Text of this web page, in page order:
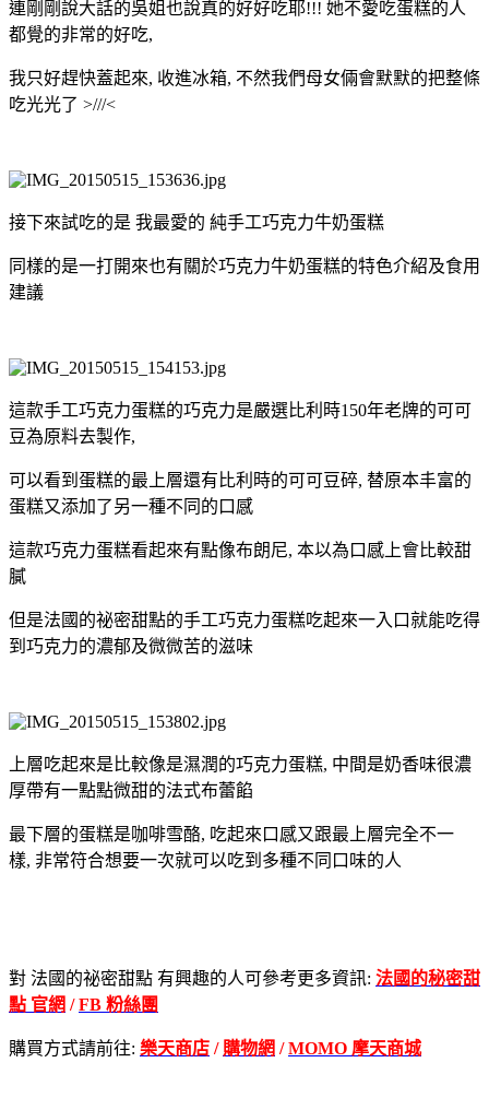
連剛剛說大話的吳姐也說真的好好吃耶!!! 她不愛吃蛋糕的人
都覺的非常的好吃,
我只好趕快蓋起來, 收進冰箱, 不然我們母女倆會默默的把整條
吃光光了 >///<
接下來試吃的是 我最愛的 純手工巧克力牛奶蛋糕
同樣的是一打開來也有關於巧克力牛奶蛋糕的特色介紹及食用
建議
這款手工巧克力蛋糕的巧克力是嚴選比利時150年老牌的可可
豆為原料去製作,
可以看到蛋糕的最上層還有比利時的可可豆碎, 替原本丰富的
蛋糕又添加了另一種不同的口感
這款巧克力蛋糕看起來有點像布朗尼, 本以為口感上會比較甜
膩
但是法國的祕密甜點的手工巧克力蛋糕吃起來一入口就能吃得
到巧克力的濃郁及微微苦的滋味
上層吃起來是比較像是濕潤的巧克力蛋糕, 中間是奶香味很濃
厚帶有一點點微甜的法式布蕾餡
最下層的蛋糕是咖啡雪酪, 吃起來口感又跟最上層完全不一
樣, 非常符合想要一次就可以吃到多種不同口味的人
對 法國的祕密甜點 有興趣的人可參考更多資訊: 法國的秘密甜
點 官網 /FB 粉絲團
購買方式請前往: 樂天商店 / 購物網 /MOMO 摩天商城